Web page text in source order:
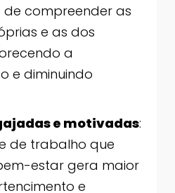
compreender as
e as dos
a
e diminuindo
e motivadas:
de trabalho que
estar gera maior
e